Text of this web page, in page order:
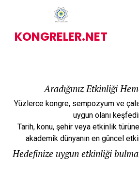
KONGRELER.NET
Aradığınız Etkinliği
Yüzlerce kongre, sempozyum ve
uygun olanı
Tarih, konu, şehir veya etkinlik
akademik dünyanın en güncel
Hedefinize uygun etkinliği